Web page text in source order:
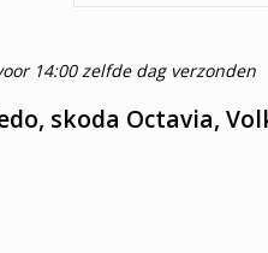
14:00 zelfde dag verzonden
skoda Octavia,